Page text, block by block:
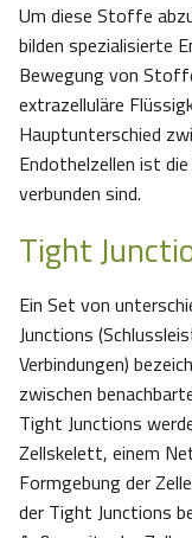
Um diese Stoffe
bilden spezialisierte
Bewegung von
extrazelluläre
Hauptunterschied
Endothelzellen ist
verbunden sind.
Tight
Ein Set von
Junctions
Verbindungen)
zwischen
Tight Junctions
Zellskelett, einem
Formgebung der
der Tight Junctions